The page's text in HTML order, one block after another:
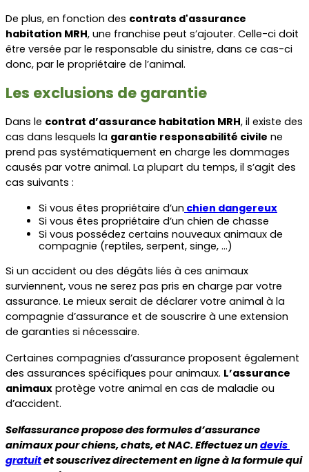
De plus, en fonction des contrats d'assurance
habitation MRH, une franchise peut s’ajouter. Celle-ci doit
être versée par le responsable du sinistre, dans ce cas-ci
donc, par le propriétaire de l’animal.
Les exclusions de garantie
Dans le contrat d’assurance habitation MRH, il existe des
cas dans lesquels la garantie responsabilité civile ne
prend pas systématiquement en charge les dommages
causés par votre animal. La plupart du temps, il s’agit des
cas suivants :
Si vous êtes propriétaire d’un chien dangereux
Si vous êtes propriétaire d’un chien de chasse
Si vous possédez certains nouveaux animaux de
compagnie (reptiles, serpent, singe, …)
Si un accident ou des dégâts liés à ces animaux
surviennent, vous ne serez pas pris en charge par votre
assurance. Le mieux serait de déclarer votre animal à la
compagnie d’assurance et de souscrire à une extension
de garanties si nécessaire.
Certaines compagnies d’assurance proposent également
des assurances spécifiques pour animaux. L’assurance
animaux protège votre animal en cas de maladie ou
d’accident.
Selfassurance propose des formules d’assurance
animaux pour chiens, chats, et NAC. Effectuez un devis
gratuit et souscrivez directement en ligne à la formule qui